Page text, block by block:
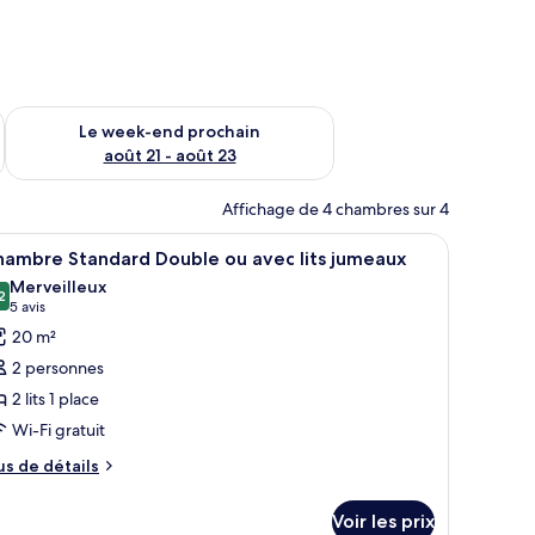
août 14 - août 16
Le week-end prochain
août 21 - août 23
Vérifier la disponibilité pour le week-end prochain août 21 -
Affichage de 4 chambres sur 4
par une porte vitrée.
lit, des tables de chevet, un canapé, un bureau avec une lampe et un
:
Une chambre d’hôtel avec deux lits, une
7 Standard Double ou avec lits jumeaux
sur 10
Merveilleux
5 avis
(5 avis)
20 m²
2 personnes
2 lits 1 place
Wi-Fi gratuit
de détails
Voir les prix